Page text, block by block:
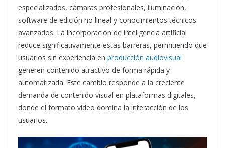
especializados, cámaras profesionales, iluminación,
software de edición no lineal y conocimientos técnicos
avanzados. La incorporación de inteligencia artificial
reduce significativamente estas barreras, permitiendo que
usuarios sin experiencia en producción audiovisual
generen contenido atractivo de forma rápida y
automatizada. Este cambio responde a la creciente
demanda de contenido visual en plataformas digitales,
donde el formato video domina la interacción de los
usuarios.